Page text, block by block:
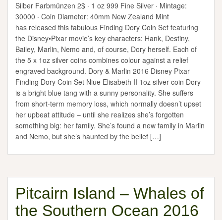
Silber Farbmünzen 2$ · 1 oz 999 Fine Silver · Mintage:
30000 · Coin Diameter: 40mm New Zealand Mint
has released this fabulous Finding Dory Coin Set featuring
the Disney•Pixar movie’s key characters: Hank, Destiny,
Bailey, Marlin, Nemo and, of course, Dory herself. Each of
the 5 x 1oz silver coins combines colour against a relief
engraved background. Dory & Marlin 2016 Disney Pixar
Finding Dory Coin Set Niue Elisabeth II 1oz silver coin Dory
is a bright blue tang with a sunny personality. She suffers
from short-term memory loss, which normally doesn’t upset
her upbeat attitude – until she realizes she’s forgotten
something big: her family. She’s found a new family in Marlin
and Nemo, but she’s haunted by the belief […]
Pitcairn Island – Whales of
the Southern Ocean 2016